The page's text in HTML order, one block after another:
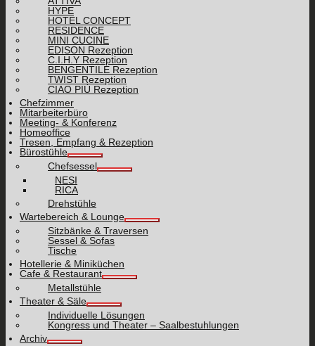
HYPE
HOTEL CONCEPT
RESIDENCE
MINI CUCINE
EDISON Rezeption
C.I.H.Y Rezeption
BENGENTILE Rezeption
TWIST Rezeption
CIAO PIÙ Rezeption
Chefzimmer
Mitarbeiterbüro
Meeting- & Konferenz
Homeoffice
Tresen, Empfang & Rezeption
Bürostühle
Chefsessel
NESI
RICA
Drehstühle
Wartebereich & Lounge
Sitzbänke & Traversen
Sessel & Sofas
Tische
Hotellerie & Miniküchen
Cafe & Restaurant
Metallstühle
Theater & Säle
Individuelle Lösungen
Kongress und Theater – Saalbestuhlungen
Archiv